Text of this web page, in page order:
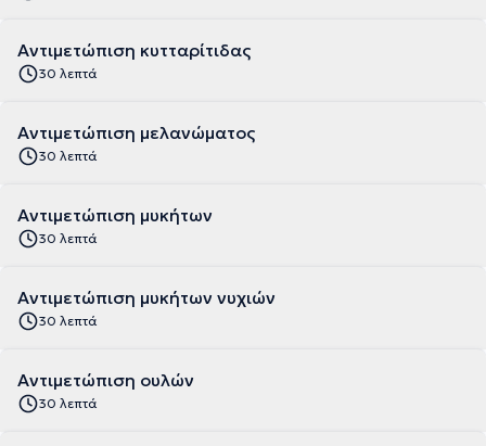
Αντιμετώπιση κυτταρίτιδας
30 λεπτά
Αντιμετώπιση μελανώματος
30 λεπτά
Αντιμετώπιση μυκήτων
30 λεπτά
Αντιμετώπιση μυκήτων νυχιών
30 λεπτά
Αντιμετώπιση ουλών
30 λεπτά